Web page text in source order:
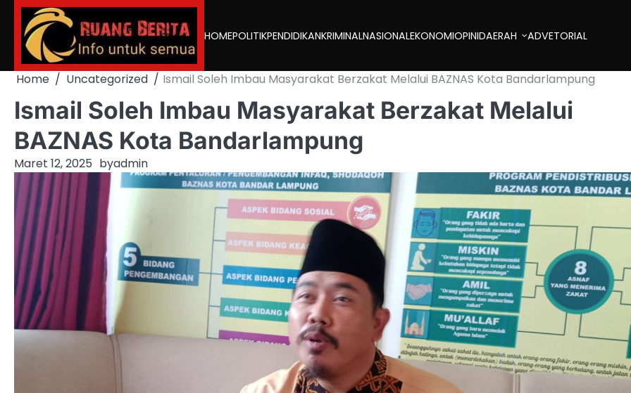
Skip
content
HOMEPOLITIKPENDIDIKANKRIMINALNASIONALEKONOMIOPINIDAERAH ADVETORIAL
Home Uncategorized Ismail Soleh Imbau Masyarakat Berzakat Melalui BAZNAS Kota Bandarlampung
Ismail Soleh Imbau Masyarakat Berzakat Melalui
BAZNAS Kota Bandarlampung
Maret 12, 2025 byadmin